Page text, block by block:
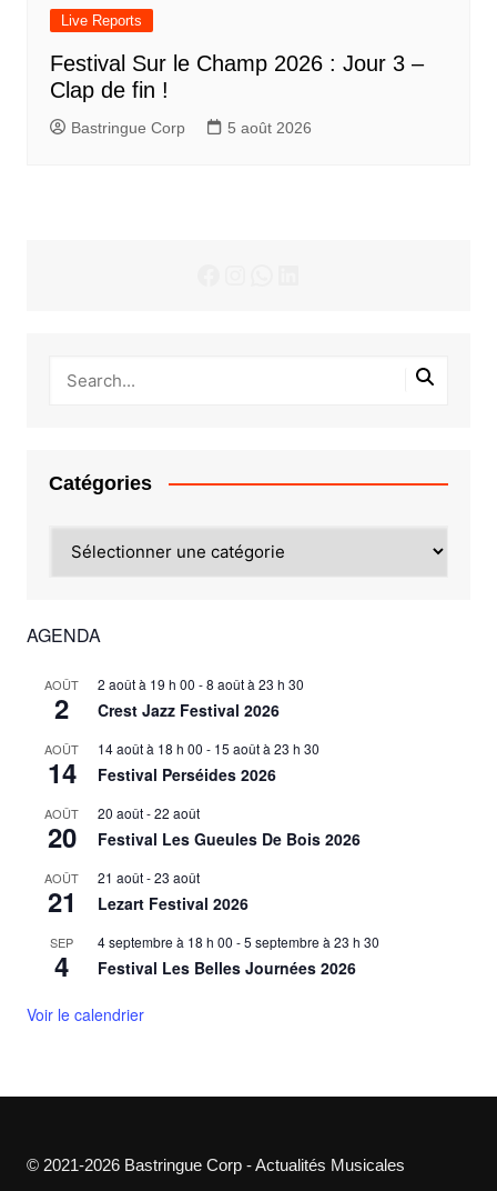
Live Reports
Festival Sur le Champ 2026 : Jour 3 –
Clap de fin !
Bastringue Corp 5 août 2026
Catégories
AGENDA
AOÛT
2
2 août à 19 h 00 -8 août à 23 h 30
Crest Jazz Festival 2026
AOÛT
14
14 août à 18 h 00 - 15 août à 23 h 30
Festival Perséides 2026
AOÛT
20
20 août-22 août
Festival Les Gueules De Bois 2026
AOÛT
21
21 août-23 août
Lezart Festival 2026
SEP
4
4 septembre à 18 h 00 -5 septembre à 23 h 30
Festival Les Belles Journées 2026
Voir le calendrier
© 2021-2026 Bastringue Corp - Actualités Musicales